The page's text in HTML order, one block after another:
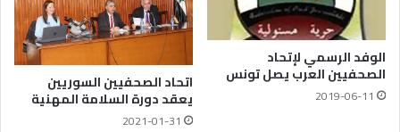
الوفد الرسمي لإتحاد
الصحفيين العرب يصل تونس
2019-06-11
اتحاد الصحفيين السوريين
يعقد دورة السلامة المهنية
2021-01-31